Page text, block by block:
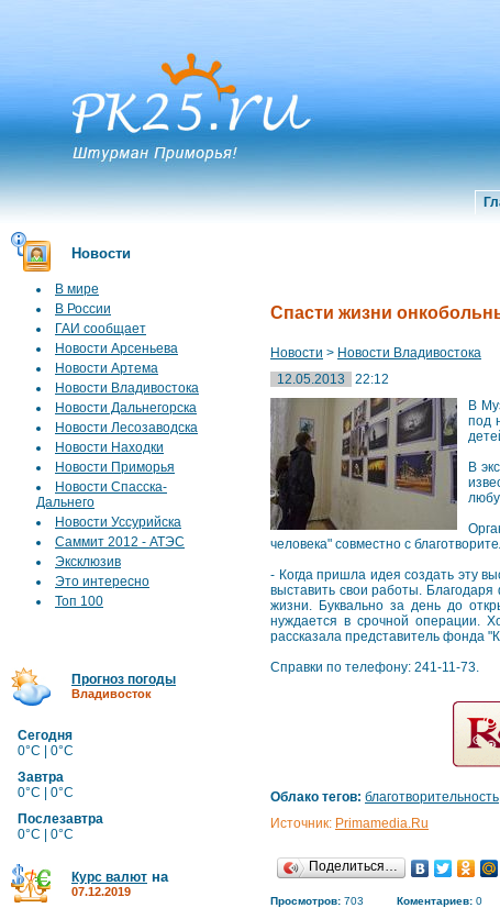
Новости
В мире
В России
ГАИ сообщает
Новости Арсеньева
Новости Артема
Новости Владивостока
Новости Дальнегорска
Новости Лесозаводска
Новости Находки
Новости Приморья
Новости Спасска-
Дальнего
Новости Уссурийска
Саммит 2012 - АТЭС
Эксклюзив
Это интересно
Топ 100
Прогноз погоды
Владивосток
Сегодня
0°C | 0°C
Завтра
0°C | 0°C
Послезавтра
0°C | 0°C
Курс валют на
07.12.2019
Спасти жизни
Новости > Новости Владивостока
12.05.2013
22:12
В
под
В
человека" совместно с
- Когда пришла идея создать эту
выставить свои работы.
жизни. Буквально за день до
нуждается в срочной операции.
рассказала представитель фонда
Справки по телефону: 241-11-73.
Облако тегов: благотворительность
Источник: Primamedia.Ru
Поделиться…
Просмотров: 703 Коментариев: 0